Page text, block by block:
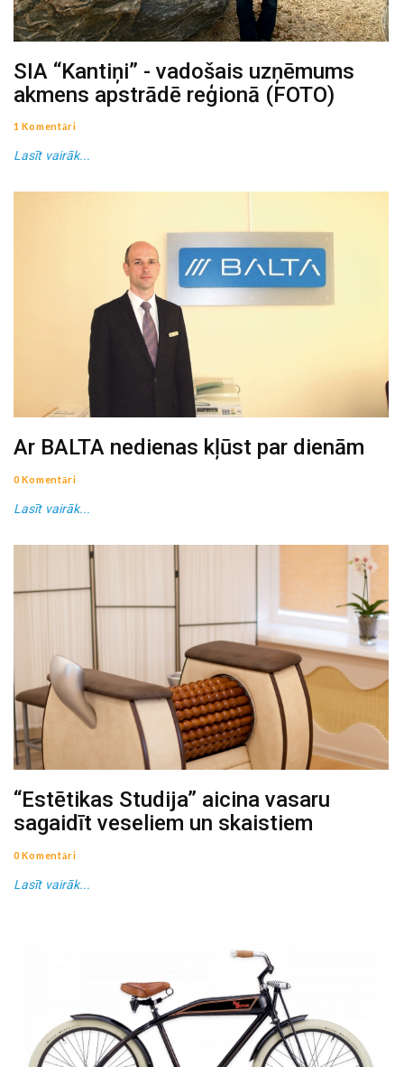
SIA “Kantiņi” - vadošais uzņēmums
akmens apstrādē reģionā (FOTO)
1 Komentāri
Lasīt vairāk...
Ar BALTA nedienas kļūst par dienām
0 Komentāri
Lasīt vairāk...
“Estētikas Studija” aicina vasaru
sagaidīt veseliem un skaistiem
0 Komentāri
Lasīt vairāk...